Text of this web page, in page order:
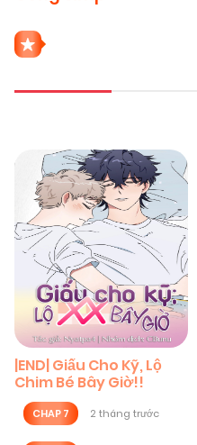
|END| Giấu Cho Kỹ, Lộ
Chim Bé Bây Giờ!!
CHAP 7 2 tháng trước